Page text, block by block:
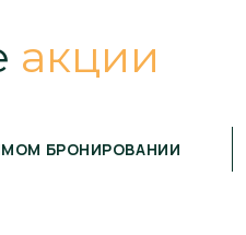
акции
БРОНИРОВАНИИ